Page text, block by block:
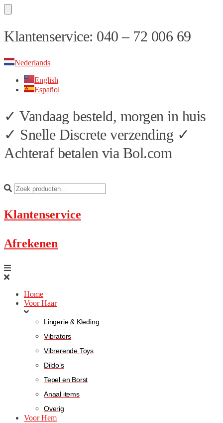
Skip
to
Skip
to
Klantenservice: 040 – 72 006 69
Nederlands
English
Español
✓ Vandaag besteld, morgen in huis
✓ Snelle Discrete verzending ✓
Achteraf betalen via Bol.com
Klantenservice
Afrekenen
Home
Voor Haar
Lingerie & Kleding
Vibrators
Vibrerende Toys
Dildo’s
Tepel en Borst
Anaal items
Overig
Voor Hem